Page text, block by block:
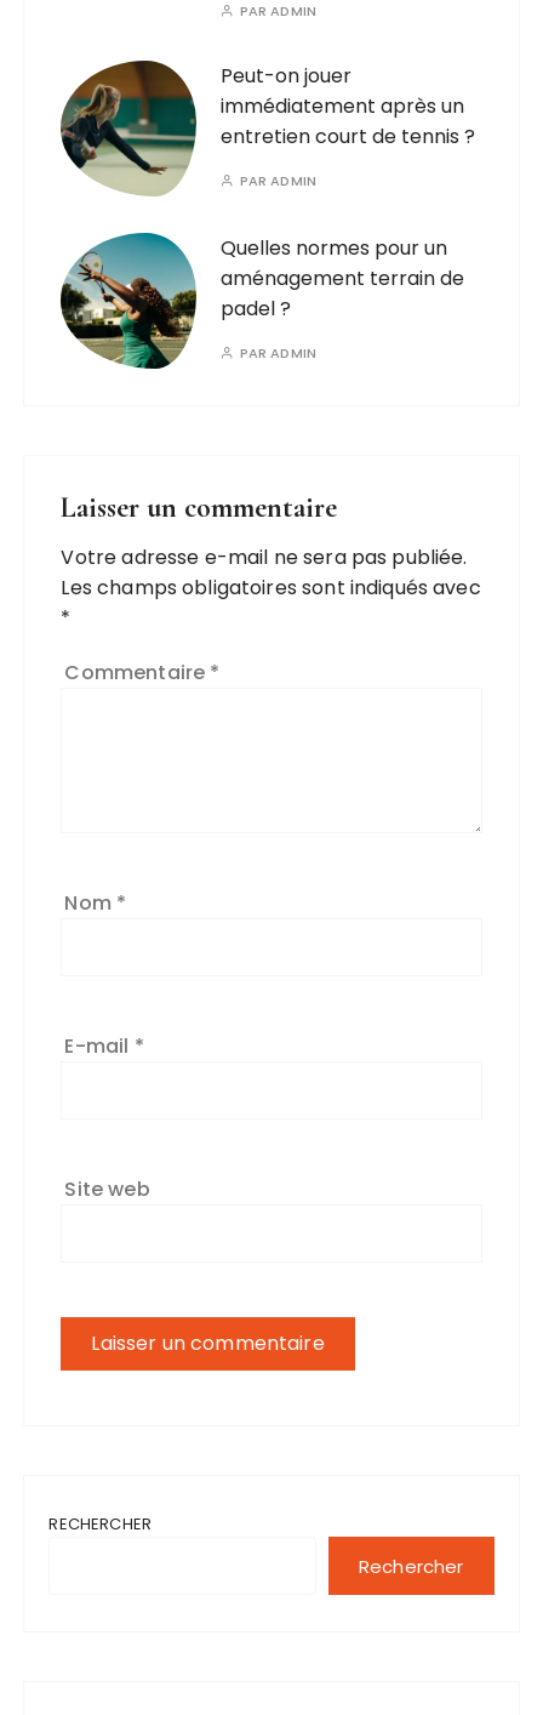
PARADMIN
Peut-on jouer
immédiatement après un
entretien court de tennis ?
PARADMIN
Quelles normes pour un
aménagement terrain de
padel ?
PARADMIN
Laisser un commentaire
Votre adresse e-mail ne sera pas publiée.
Les champs obligatoires sont indiqués avec
*
Commentaire *
Nom *
E-mail *
Site web
RECHERCHER
Rechercher